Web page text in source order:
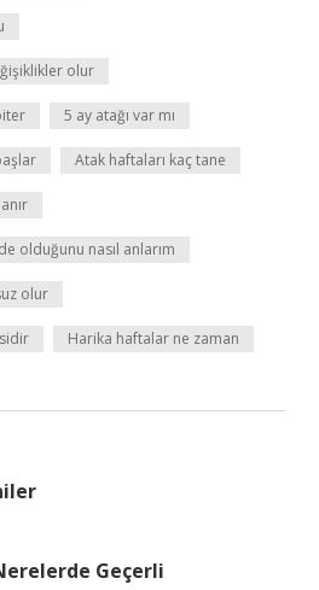
olur
5 ay atağı var mı
Atak haftaları kaç tane
olduğunu nasıl anlarım
olur
Harika haftalar ne zaman
Geçerli